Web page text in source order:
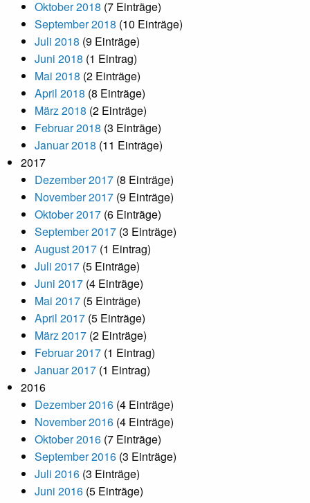
Oktober 2018 (7 Einträge)
September 2018 (10 Einträge)
Juli 2018 (9 Einträge)
Juni 2018 (1 Eintrag)
Mai 2018 (2 Einträge)
April 2018 (8 Einträge)
März 2018 (2 Einträge)
Februar 2018 (3 Einträge)
Januar 2018 (11 Einträge)
2017
Dezember 2017 (8 Einträge)
November 2017 (9 Einträge)
Oktober 2017 (6 Einträge)
September 2017 (3 Einträge)
August 2017 (1 Eintrag)
Juli 2017 (5 Einträge)
Juni 2017 (4 Einträge)
Mai 2017 (5 Einträge)
April 2017 (5 Einträge)
März 2017 (2 Einträge)
Februar 2017 (1 Eintrag)
Januar 2017 (1 Eintrag)
2016
Dezember 2016 (4 Einträge)
November 2016 (4 Einträge)
Oktober 2016 (7 Einträge)
September 2016 (3 Einträge)
Juli 2016 (3 Einträge)
Juni 2016 (5 Einträge)